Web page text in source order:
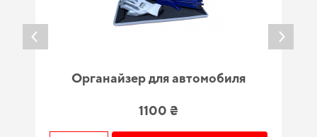
Органайзер для автомобиля
1100 ₴